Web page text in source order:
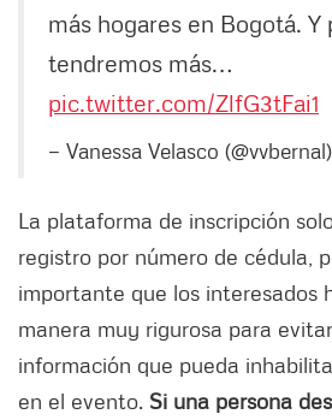
más hogares en Bogotá. Y
tendremos más…
pic.twitter.com/ZlfG3tFai1
— Vanessa Velasco (@vvbernal)
La plataforma de inscripción
registro por número de cédula,
importante que los interesados
manera muy rigurosa para
información que pueda
en el evento. Si una persona